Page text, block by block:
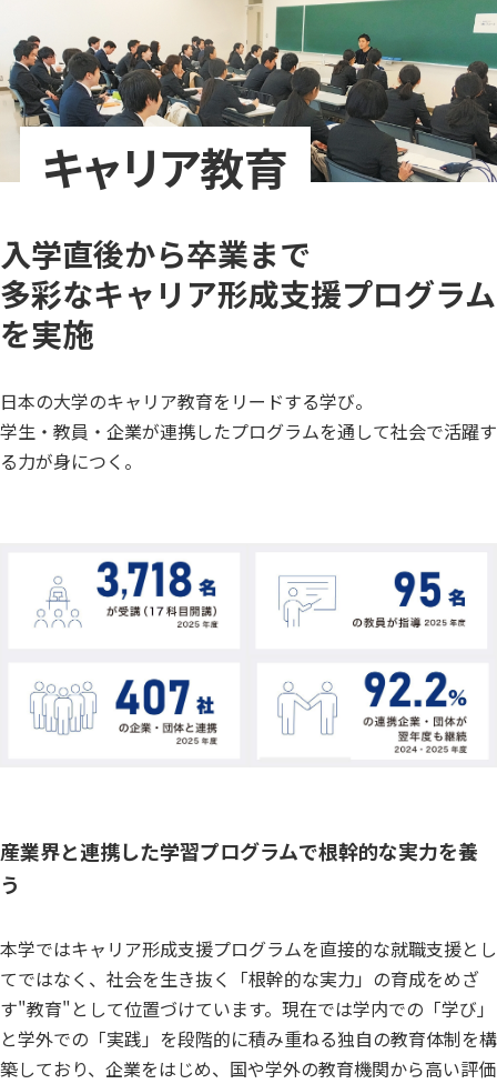
キャリア教育
入学直後から卒業まで
多彩なキャリア形成支援プログラム
を実施
日本の大学のキャリア教育をリードする学び。
学生・教員・企業が連携したプログラムを通して社会で活躍す
る力が身につく。
産業界と連携した学習プログラムで根幹的な実力を養
う
本学ではキャリア形成支援プログラムを直接的な就職支援とし
てではなく、社会を生き抜く「根幹的な実力」の育成をめざ
す"教育"として位置づけています。現在では学内での「学び」
と学外での「実践」を段階的に積み重ねる独自の教育体制を構
築しており、企業をはじめ、国や学外の教育機関から高い評価